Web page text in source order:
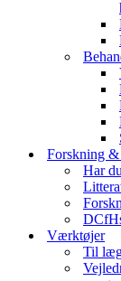
Forskning
Har
Værktøjer
Til